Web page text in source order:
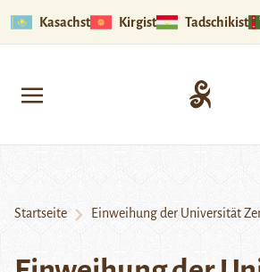
Kasachstan Kirgistan
Startseite Einweihung der Universität